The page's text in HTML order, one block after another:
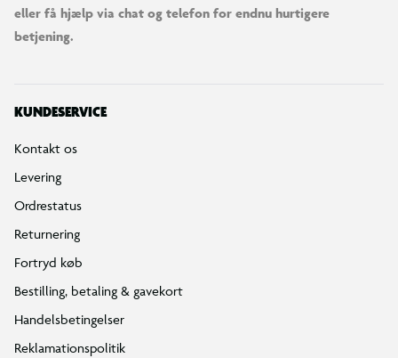
eller få hjælp via chat og telefon for endnu hurtigere
betjening.
KUNDESERVICE
Kontakt os
Levering
Ordrestatus
Returnering
Fortryd køb
Bestilling, betaling & gavekort
Handelsbetingelser
Reklamationspolitik